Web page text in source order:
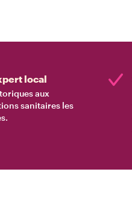
local
aux
sanitaires les